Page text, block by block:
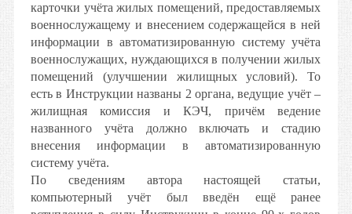
карточки учёта жилых помещений, предоставляемых
военнослужащему и внесением содержащейся в ней
информации в автоматизированную систему учёта
военнослужащих, нуждающихся в получении жилых
помещений (улучшении жилищных условий). То
есть в Инструкции названы 2 органа, ведущие учёт –
жилищная комиссия и КЭЧ, причём ведение
названного учёта должно включать и стадию
внесения информации в автоматизированную
систему учёта.
По сведениям автора настоящей статьи,
компьютерный учёт был введён ещё ранее